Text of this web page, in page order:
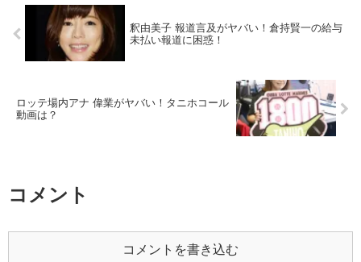
釈由美子 報道言及がヤバい！倉持賢一の給与
未払い報道に困惑！
ロッテ場内アナ 偉業がヤバい！タニホコール
動画は？
コメント
コメントを書き込む